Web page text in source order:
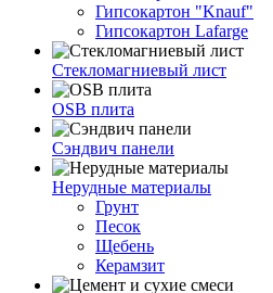
Гипсокартон "Knauf"
Гипсокартон Lafarge
Стекломагниевый лист
OSB плита
Сэндвич панели
Нерудные материалы
Грунт
Песок
Щебень
Керамзит